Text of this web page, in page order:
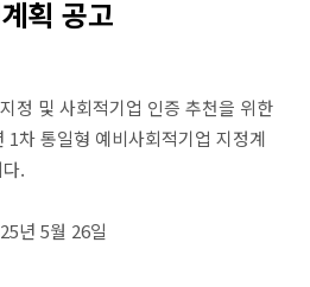
획 공고
정 및 사회적기업 인증 추천을 위한
1차 통일형 예비사회적기업 지정계
.
년 5월 26일